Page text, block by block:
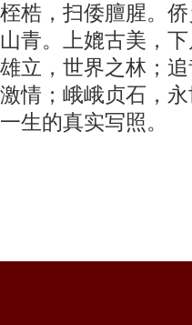
桎梏，扫倭膻腥。
山青。上媲古美，
雄立，世界之林；
激情；峨峨贞石，
一生的真实写照。